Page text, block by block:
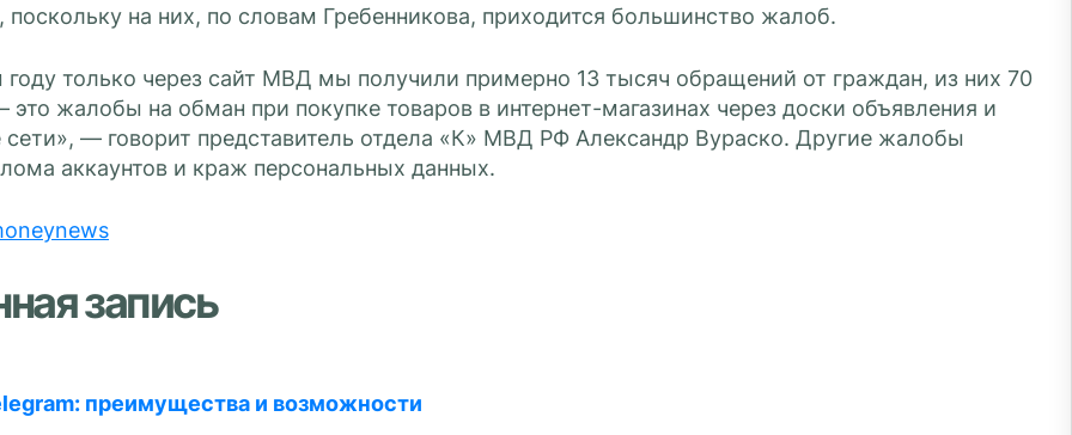
поскольку на них, по словам Гребенникова, приходится большинство жалоб.
только через сайт МВД мы получили примерно 13 тысяч обращений от граждан, из них 70
это жалобы на обман при покупке товаров в интернет-магазинах через доски объявления и
сети», — говорит представитель отдела «К» МВД РФ Александр Вураско. Другие жалобы
аккаунтов и краж персональных данных.
запись
преимущества и возможности